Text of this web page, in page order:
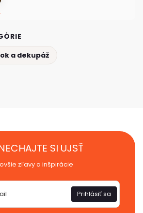
a dekupáž
SI UJSŤ
zľavy a inšpirácie
Prihlásiť sa